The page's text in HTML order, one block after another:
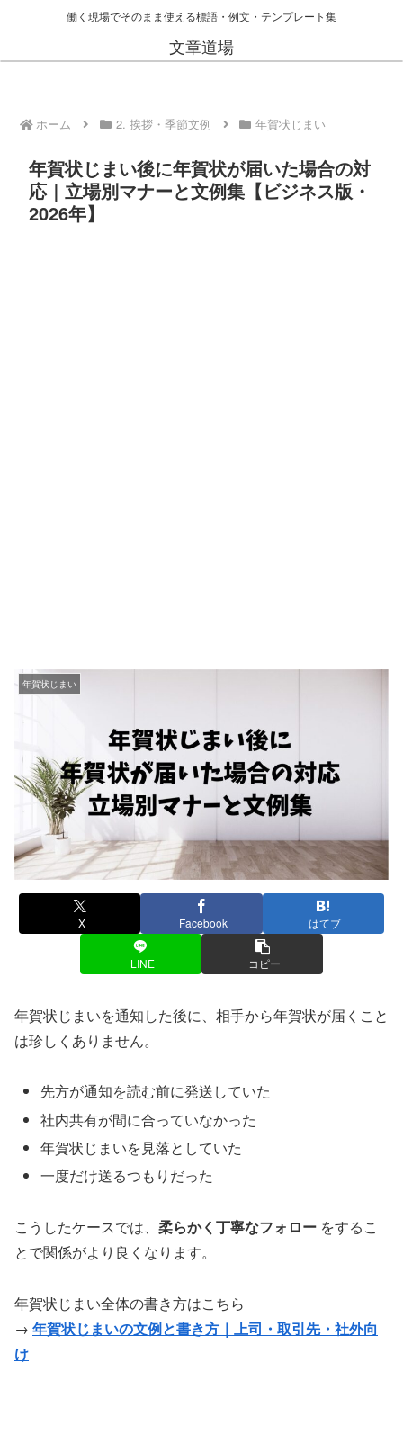
働く現場でそのまま使える標語・例文・テンプレート集
文章道場
ホーム 2. 挨拶・季節文例 年賀状じまい
年賀状じまい後に年賀状が届いた場合の対
応｜立場別マナーと文例集【ビジネス版・
2026年】
年賀状じまい
X Facebook はてブ
LINE コピー
年賀状じまいを通知した後に、相手から年賀状が届くこと
は珍しくありません。
先方が通知を読む前に発送していた
社内共有が間に合っていなかった
年賀状じまいを見落としていた
一度だけ送るつもりだった
こうしたケースでは、 柔らかく丁寧なフォロー をするこ
とで関係がより良くなります。
年賀状じまい全体の書き方はこちら
→ 年賀状じまいの文例と書き方｜上司・取引先・社外向
け